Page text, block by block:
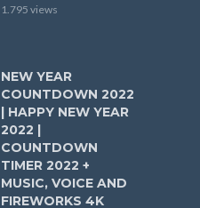
1.795 views
NEW YEAR
COUNTDOWN 2022
| HAPPY NEW YEAR
2022 |
COUNTDOWN
TIMER 2022 +
MUSIC, VOICE AND
FIREWORKS 4K